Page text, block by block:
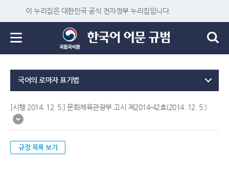
이 누리집은 대한민국 공식 전자정부 누리집입니다.
국어의 로마자 표기법
[시행 2014. 12. 5.] 문화체육관광부 고시 제2014-42호(2014. 12. 5.)
규정 목록 보기